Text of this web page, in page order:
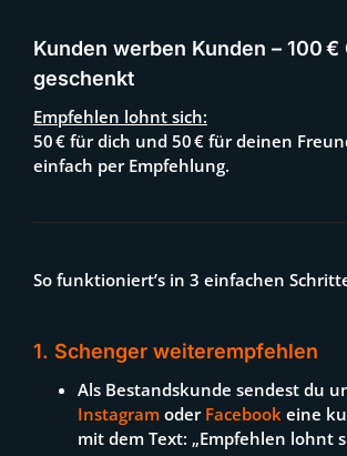
Kunden werben Kunden – 100 €
geschenkt
Empfehlen lohnt sich:
50 € für dich und 50 € für deinen
einfach per Empfehlung.
So funktioniert’s in 3 einfachen
1. Schenger weiterempfehlen
Als Bestandskunde sendest du
Instagramoder Facebookeine
mit dem Text: „Empfehlen lohnt